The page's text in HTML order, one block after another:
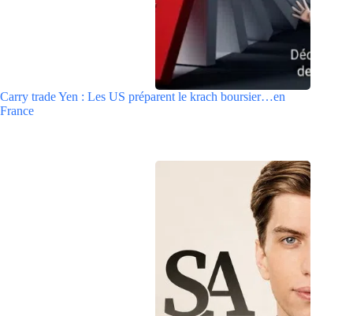
Carry trade Yen : Les US préparent le krach boursier…en
France